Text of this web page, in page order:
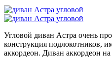
Угловой диван Астра очень
конструкция подлокотников,
аккордеон. Диван аккордеон